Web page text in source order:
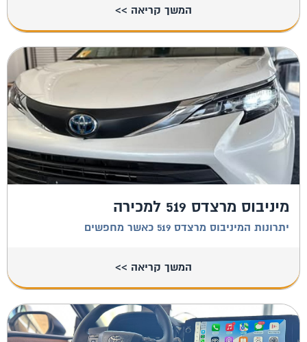
המשך קריאה >>
מיניבוס מרצדס 519 למכירה
יתרונות המיניבוס מרצדס 519 כאשר מחפשים
המשך קריאה >>